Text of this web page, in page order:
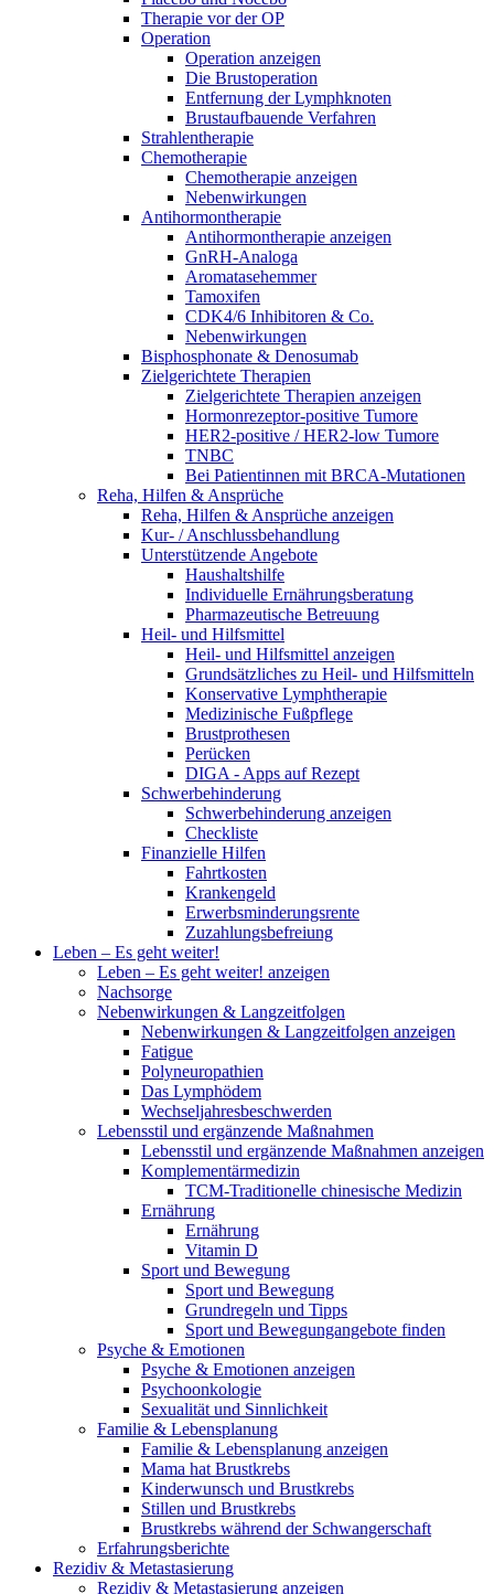
Therapie vor der OP
Operation
Operation anzeigen
Die Brustoperation
Entfernung der Lymphknoten
Brustaufbauende Verfahren
Strahlentherapie
Chemotherapie
Chemotherapie anzeigen
Nebenwirkungen
Antihormontherapie
Antihormontherapie anzeigen
GnRH-Analoga
Aromatasehemmer
Tamoxifen
CDK4/6 Inhibitoren & Co.
Nebenwirkungen
Bisphosphonate & Denosumab
Zielgerichtete Therapien
Zielgerichtete Therapien anzeigen
Hormonrezeptor-positive Tumore
HER2-positive / HER2-low Tumore
TNBC
Bei Patientinnen mit BRCA-Mutationen
Reha, Hilfen & Ansprüche
Reha, Hilfen & Ansprüche anzeigen
Kur- / Anschlussbehandlung
Unterstützende Angebote
Haushaltshilfe
Individuelle Ernährungsberatung
Pharmazeutische Betreuung
Heil- und Hilfsmittel
Heil- und Hilfsmittel anzeigen
Grundsätzliches zu Heil- und Hilfsmitteln
Konservative Lymphtherapie
Medizinische Fußpflege
Brustprothesen
Perücken
DIGA - Apps auf Rezept
Schwerbehinderung
Schwerbehinderung anzeigen
Checkliste
Finanzielle Hilfen
Fahrtkosten
Krankengeld
Erwerbsminderungsrente
Zuzahlungsbefreiung
Leben – Es geht weiter!
Leben – Es geht weiter! anzeigen
Nachsorge
Nebenwirkungen & Langzeitfolgen
Nebenwirkungen & Langzeitfolgen anzeigen
Fatigue
Polyneuropathien
Das Lymphödem
Wechseljahresbeschwerden
Lebensstil und ergänzende Maßnahmen
Lebensstil und ergänzende Maßnahmen anzeigen
Komplementärmedizin
TCM-Traditionelle chinesische Medizin
Ernährung
Ernährung
Vitamin D
Sport und Bewegung
Sport und Bewegung
Grundregeln und Tipps
Sport und Bewegungangebote finden
Psyche & Emotionen
Psyche & Emotionen anzeigen
Psychoonkologie
Sexualität und Sinnlichkeit
Familie & Lebensplanung
Familie & Lebensplanung anzeigen
Mama hat Brustkrebs
Kinderwunsch und Brustkrebs
Stillen und Brustkrebs
Brustkrebs während der Schwangerschaft
Erfahrungsberichte
Rezidiv & Metastasierung
Rezidiv & Metastasierung anzeigen